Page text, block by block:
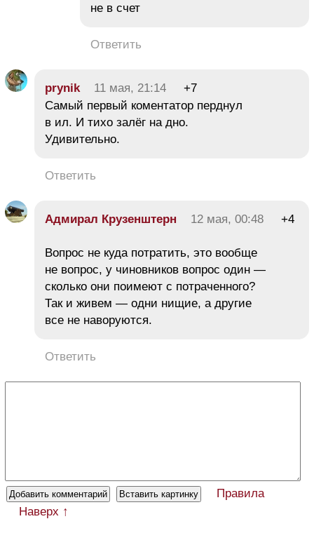
не в счет
Ответить
prynik 11 мая, 21:14
+7
Самый первый коментатор перднул
в ил. И тихо залёг на дно.
Удивительно.
Ответить
Адмирал Крузенштерн 12 мая, 00:48 +4
Вопрос не куда потратить, это вообще
не вопрос, у чиновников вопрос один —
сколько они поимеют с потраченного?
Так и живем — одни нищие, а другие
все не наворуются.
Ответить
Правила
Наверх ↑